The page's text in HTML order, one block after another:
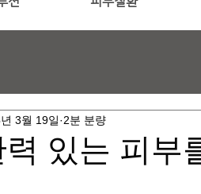
력 있는 피부
3월 19일 2분 분량